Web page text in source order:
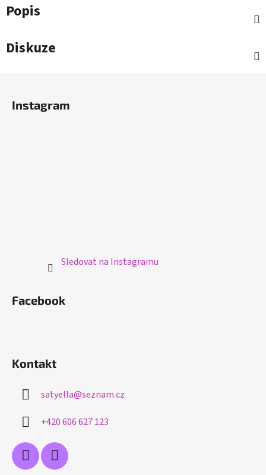
Popis
Diskuze
Instagram
Sledovat na Instagramu
Facebook
Kontakt
satyella@seznam.cz
+420 606 627 123